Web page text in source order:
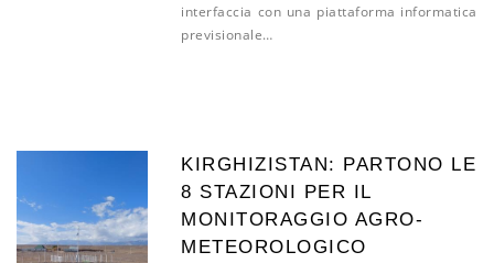
interfaccia con una piattaforma informatica
previsionale…
KIRGHIZISTAN: PARTONO LE
8 STAZIONI PER IL
MONITORAGGIO AGRO-
METEOROLOGICO